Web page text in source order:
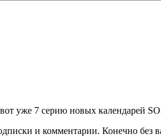
уже 7 серию новых календарей
и комментарии. Конечно без